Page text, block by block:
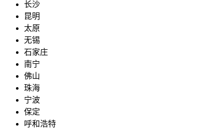
长沙
昆明
太原
无锡
石家庄
南宁
佛山
珠海
宁波
保定
呼和浩特